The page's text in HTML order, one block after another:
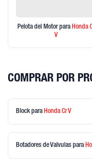
Pelota del Motor paraHonda
V
COMPRAR POR
Blockpara HondaCr V
Botadores de Valvulas para